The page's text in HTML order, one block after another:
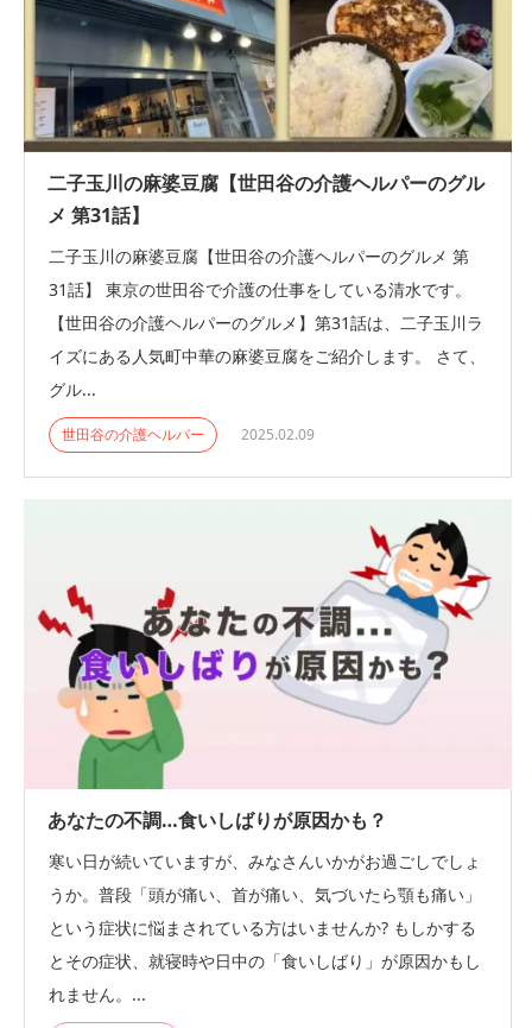
二子玉川の麻婆豆腐【世田谷の介護ヘルパーのグル
メ 第31話】
二子玉川の麻婆豆腐【世田谷の介護ヘルパーのグルメ 第
31話】 東京の世田谷で介護の仕事をしている清水です。
【世田谷の介護ヘルパーのグルメ】第31話は、二子玉川ラ
イズにある人気町中華の麻婆豆腐をご紹介します。 さて、
グル...
世田谷の介護ヘルパー 2025.02.09
あなたの不調…食いしばりが原因かも？
寒い日が続いていますが、みなさんいかがお過ごしでしょ
うか。普段「頭が痛い、首が痛い、気づいたら顎も痛い」
という症状に悩まされている方はいませんか? もしかする
とその症状、就寝時や日中の「食いしばり」が原因かもし
れません。...